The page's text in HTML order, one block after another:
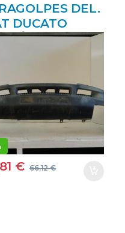
DEL.
DUCATO
(244) 2.3
€ 66,12€